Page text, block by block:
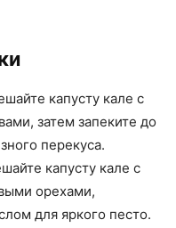
капусту кале с
затем запеките до
перекуса.
капусту кале с
орехами,
для яркого песто.